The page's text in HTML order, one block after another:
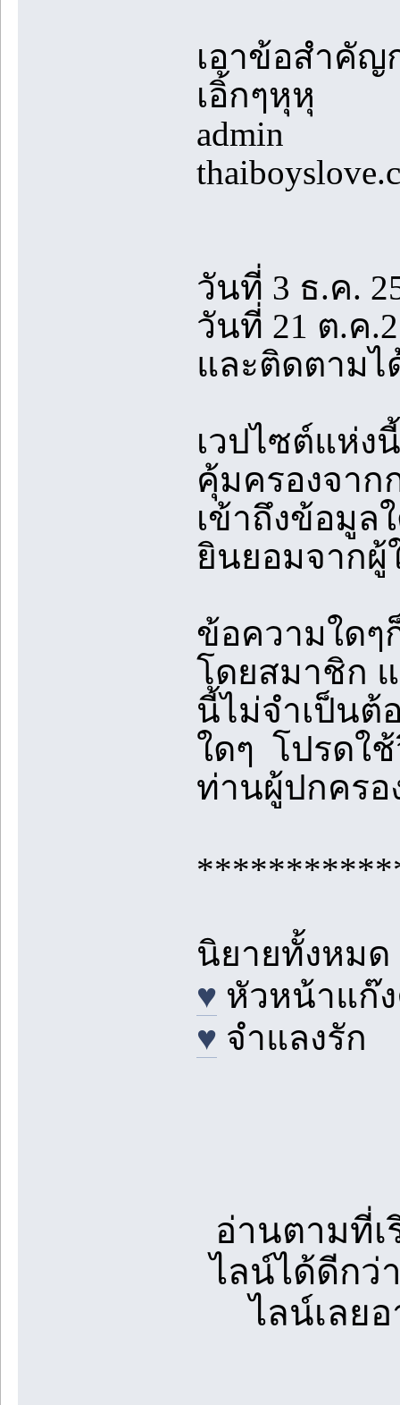
เอาข้อสำคัญ
เอิ้กๆหุหุ
admin
วันที่ 3 ธ.ค.
วันที่ 21 ต.ค
และติดตามไ
เวปไซต์แห่ง
คุ้มครองจาก
เข้าถึงข้อมูล
ยินยอมจากผู้
ข้อความใดๆ
โดยสมาชิก
นี้ไม่จำเป็นต้
ใดๆ โปรดใ
ท่านผู้ปกครอ
นิยายทั้งหมด
♥ หัวหน้าแก๊
♥ จำแลงรัก
อ่านตามที่เ
ไลน์ได้ดีกว่
ไลน์เลย